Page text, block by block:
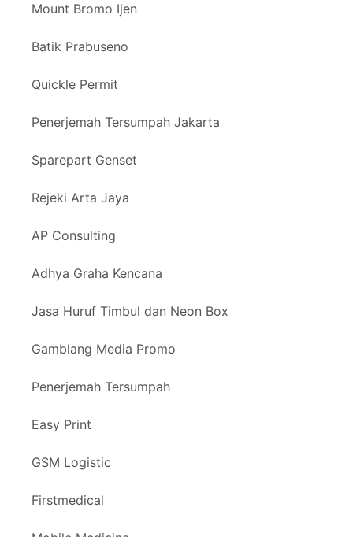
Mount Bromo Ijen
Batik Prabuseno
Quickle Permit
Penerjemah Tersumpah Jakarta
Sparepart Genset
Rejeki Arta Jaya
AP Consulting
Adhya Graha Kencana
Jasa Huruf Timbul dan Neon Box
Gamblang Media Promo
Penerjemah Tersumpah
Easy Print
GSM Logistic
Firstmedical